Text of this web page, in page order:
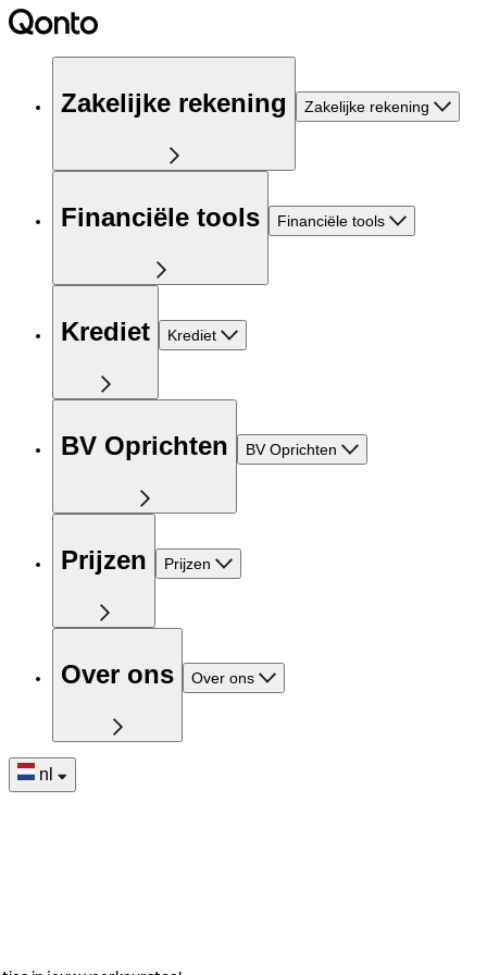
Zakelijke rekening Zakelijke rekening
Financiële tools Financiële tools
Krediet Krediet
BV Oprichten BV Oprichten
Prijzen Prijzen
Over ons Over ons
nl